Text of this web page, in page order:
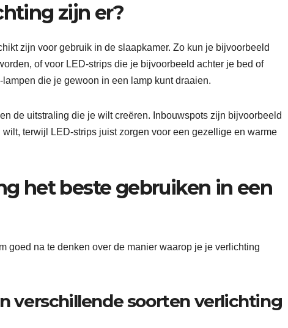
zijn er?
zijn voor gebruik in de slaapkamer. Zo kun je bijvoorbeeld
of voor LED-strips die je bijvoorbeeld achter je bed of
die je gewoon in een lamp kunt draaien.
de uitstraling die je wilt creëren. Inbouwspots zijn bijvoorbeeld
terwijl LED-strips juist zorgen voor een gezellige en warme
het beste gebruiken in een
goed na te denken over de manier waarop je je verlichting
verschillende soorten verlichting